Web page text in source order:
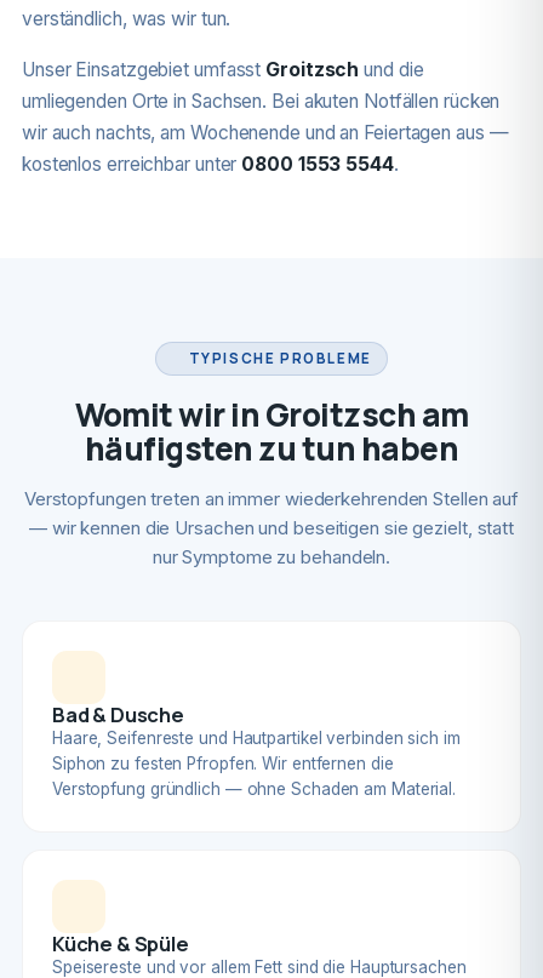
verständlich, was wir tun.
Unser Einsatzgebiet umfasst Groitzsch und die
umliegenden Orte in Sachsen. Bei akuten Notfällen rücken
wir auch nachts, am Wochenende und an Feiertagen aus —
kostenlos erreichbar unter 0800 1553 5544.
TYPISCHE PROBLEME
Womit wir in Groitzsch am
häufigsten zu tun haben
Verstopfungen treten an immer wiederkehrenden Stellen auf
— wir kennen die Ursachen und beseitigen sie gezielt, statt
nur Symptome zu behandeln.
Bad & Dusche
Haare, Seifenreste und Hautpartikel verbinden sich im
Siphon zu festen Pfropfen. Wir entfernen die
Verstopfung gründlich — ohne Schaden am Material.
Küche & Spüle
Speisereste und vor allem Fett sind die Hauptursachen